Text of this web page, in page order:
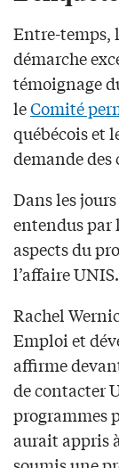
Entre-temps,
démarche
témoignage
leComité
québécois et
demande des
Dans les
entendus par
aspects du
l’affaire UNIS.
Rachel
Emploi et
affirme
de contacter
programmes
aurait appris